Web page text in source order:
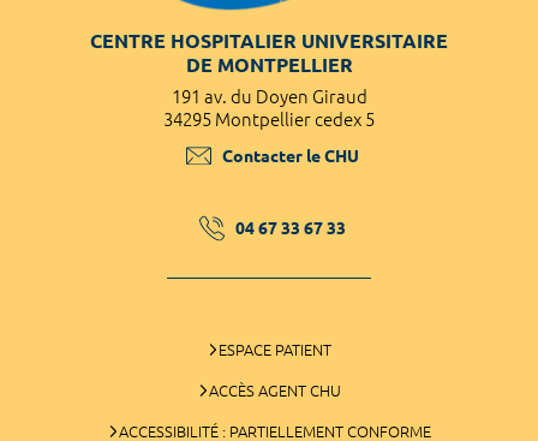
CENTRE HOSPITALIER UNIVERSITAIRE
DE MONTPELLIER
191 av. du Doyen Giraud
34295 Montpellier cedex 5
Contacter le CHU
04 67 33 67 33
ESPACE PATIENT
ACCÈS AGENT CHU
ACCESSIBILITÉ : PARTIELLEMENT CONFORME